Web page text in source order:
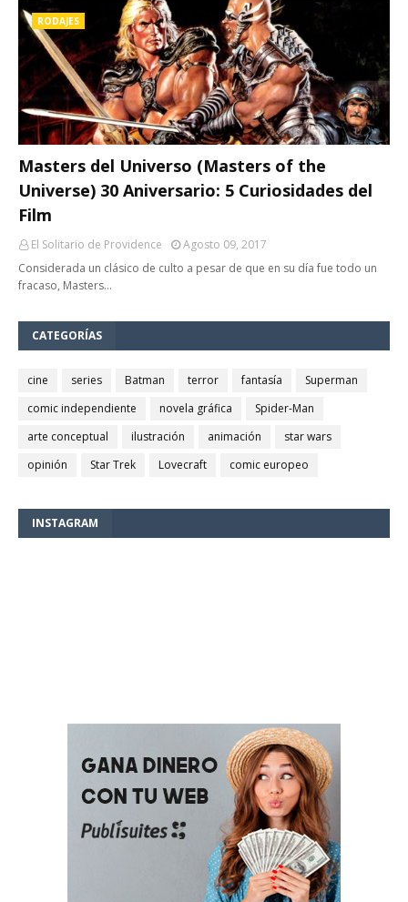
RODAJES
Masters del Universo (Masters of the
Universe) 30 Aniversario: 5 Curiosidades del
Film
El Solitario de Providence
Agosto 09, 2017
Considerada un clásico de culto a pesar de que en su día fue todo un
fracaso, Masters…
CATEGORÍAS
cine series Batman terror fantasía
Superman
comic independiente
novela gráfica
Spider-Man
arte conceptual
ilustración animación
star wars
opinión
Star Trek Lovecraft comic europeo
INSTAGRAM